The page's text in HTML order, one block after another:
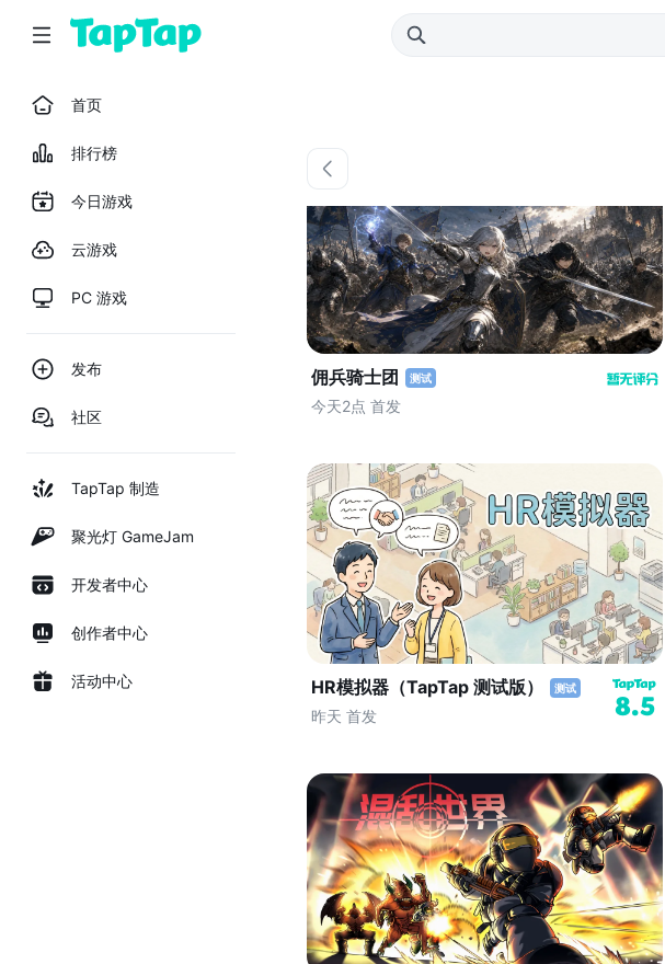
首页
排行榜
今日游戏
云游戏
PC 游戏
发布
社区
TapTap 制造
聚光灯 GameJam
开发者中心
创作者中心
活动中心
佣兵骑士团 测试
今天2点 首发
HR模拟器（TapTap 测试版） 测试
昨天 首发 8.5